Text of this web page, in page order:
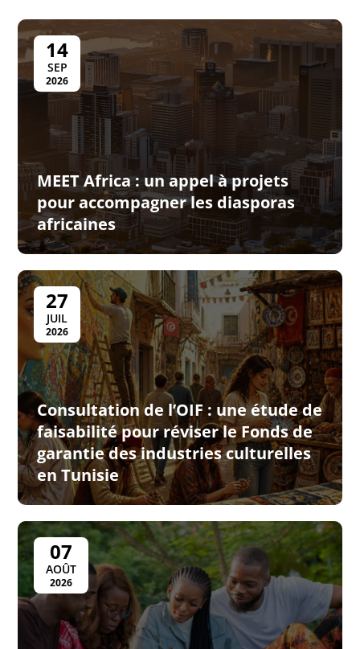
14
SEP
2026
MEET Africa : un appel à projets
pour accompagner les diasporas
africaines
27
JUIL
2026
Consultation de l’OIF : une étude de
faisabilité pour réviser le Fonds de
garantie des industries culturelles
en Tunisie
07
AOÛT
2026